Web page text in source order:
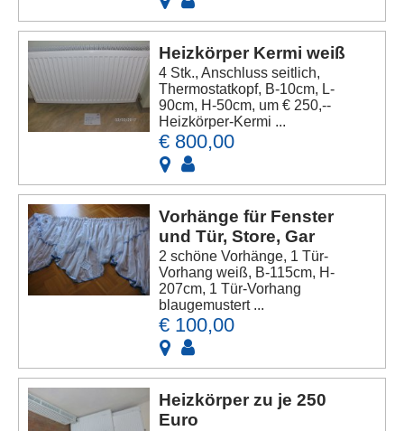
Heizkörper Kermi weiß
4 Stk., Anschluss seitlich,
Thermostatkopf, B-10cm, L-
90cm, H-50cm, um € 250,--
Heizkörper-Kermi ...
€ 800,00
Vorhänge für Fenster
und Tür, Store, Gar
2 schöne Vorhänge, 1 Tür-
Vorhang weiß, B-115cm, H-
207cm, 1 Tür-Vorhang
blaugemustert ...
€ 100,00
Heizkörper zu je 250
Euro